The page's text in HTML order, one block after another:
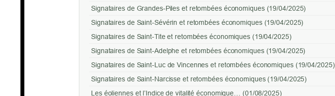
Signataires de Grandes-Piles et retombées économiques (19/04/2025)
Signataires de Saint-Sévérin et retombées économiques (19/04/2025)
Signataires de Saint-Tite et retombées économiques (19/04/2025)
Signataires de Saint-Adelphe et retombées économiques (19/04/2025)
Signataires de Saint-Luc de Vincennes et retombées économiques (19/04/2025)
Signataires de Saint-Narcisse et retombées économiques (19/04/2025)
Les éoliennes et l’Indice de vitalité économique… (01/08/2025)